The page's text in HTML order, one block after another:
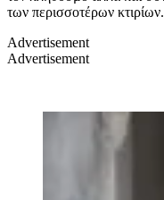
των περισσοτέρων κτιρίων.
Advertisement
Advertisement